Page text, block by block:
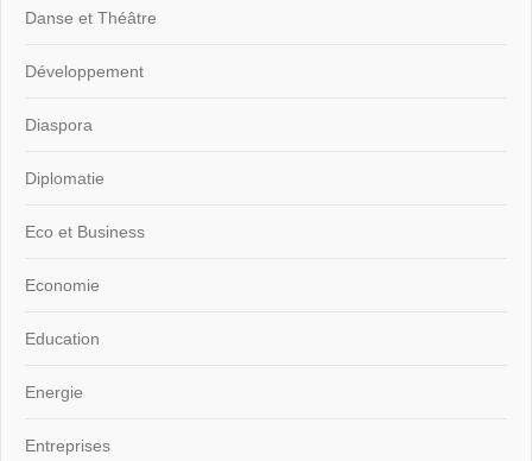
Danse et Théâtre
Développement
Diaspora
Diplomatie
Eco et Business
Economie
Education
Energie
Entreprises